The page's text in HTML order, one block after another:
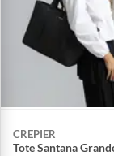
CREPIER
Tote Santana